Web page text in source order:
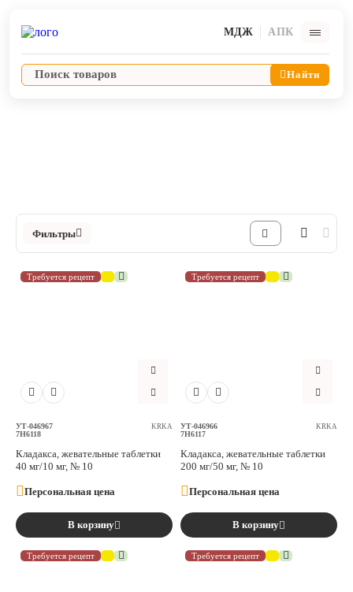
МДЖ АПК
Найти
Шовный материал
Хирургические инструменты
Фильтры
Требуется рецепт
УТ-046967
7H6118
KRKA
Кладакса, жевательные таблетки
40 мг/10 мг, № 10
Персональная цена
В корзину
Требуется рецепт
УТ-046966
7H6117
KRKA
Кладакса, жевательные таблетки
200 мг/50 мг, № 10
Персональная цена
В корзину
Требуется рецепт Требуется рецепт